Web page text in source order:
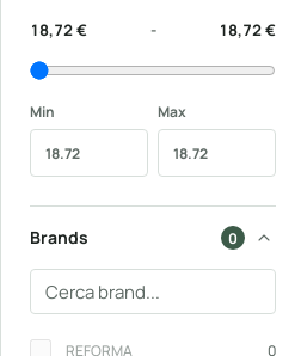
18,72 € - 18,72 €
Min Max
Brands 0
Cerca un brand
BrandsREFORMA 0